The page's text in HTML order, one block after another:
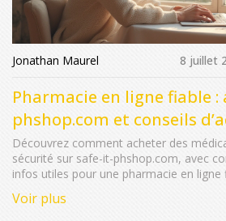
Jonathan Maurel 8 juillet
Pharmacie en ligne fiable
phshop.com et conseils
Découvrez comment acheter des
sécurité sur safe-it-phshop.com, avec
infos utiles pour une pharmacie en ligne
Voir plus